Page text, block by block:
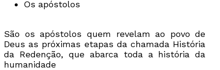
Os apóstolos
São os apóstolos quem revelam ao povo de
Deus as próximas etapas da chamada História
da Redenção, que abarca toda a história da
humanidade